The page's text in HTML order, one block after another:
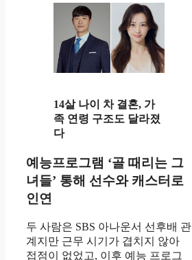
14살 나이 차 결혼, 가
족 연령 구조도 달라졌
다
예능프로그램 ‘골 때리는 그
녀들’ 통해 선수와 캐스터로
인연
두 사람은 SBS 아나운서 선후배 관
계지만 근무 시기가 겹치지 않아
접점이 없었고, 이후 예능 프로그